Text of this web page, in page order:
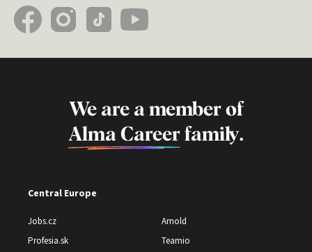
We are a member of
Alma Career family.
Central Europe
Jobs.cz
Profesia.sk
Arnold
Teamio